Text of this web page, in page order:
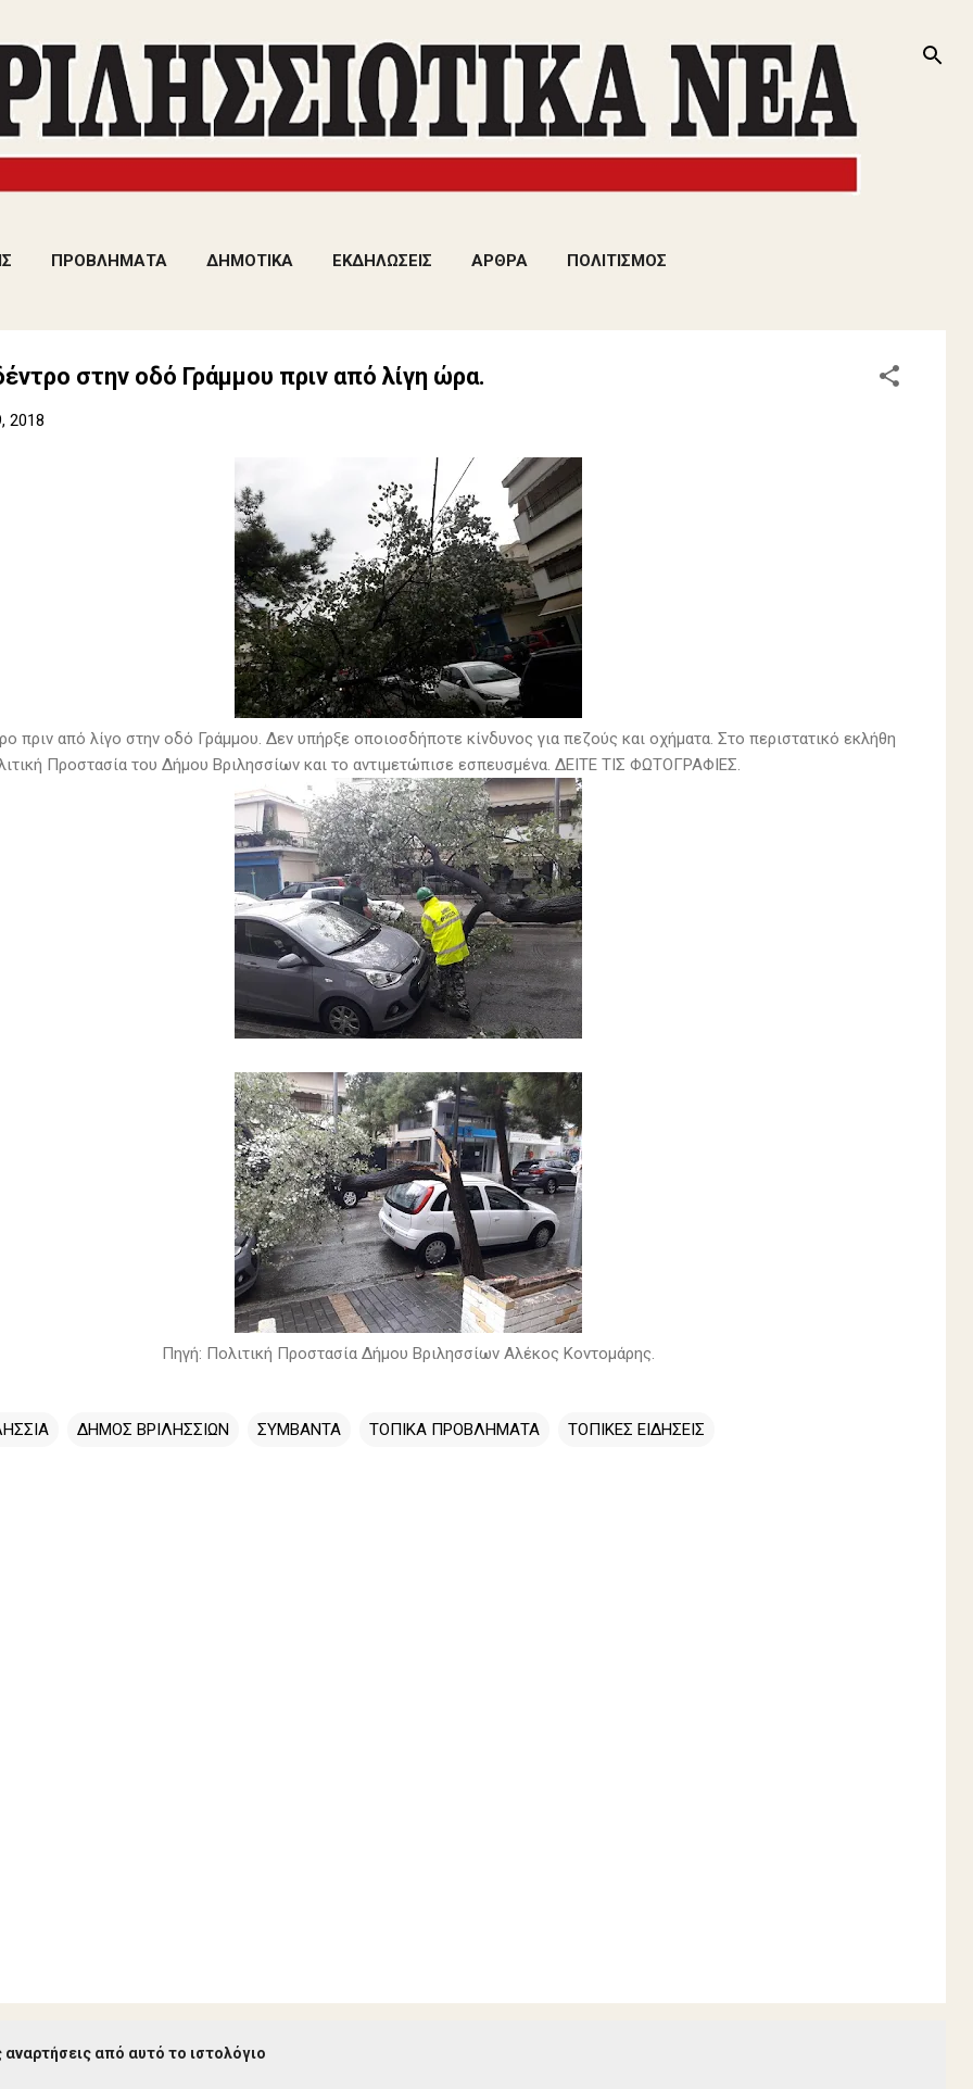
ΠΡΟΒΛΗΜΑΤΑ ΔΗΜΟΤΙΚΑ ΕΚΔΗΛΩΣΕΙΣ ΑΡΘΡΑ ΠΟΛΙΤΙΣΜΟΣ
στην οδό Γράμμου πριν από λίγη ώρα.
2018
πριν από λίγο στην οδό Γράμμου. Δεν υπήρξε οποιοσδήποτε κίνδυνος για πεζούς και οχήματα. Στο περιστατικό εκλήθη
Προστασία του Δήμου Βριλησσίων και το αντιμετώπισε εσπευσμένα. ΔΕΙΤΕ ΤΙΣ ΦΩΤΟΓΡΑΦΙΕΣ.
Πηγή: Πολιτική Προστασία Δήμου Βριλησσίων Αλέκος Κοντομάρης.
ΔΗΜΟΣ ΒΡΙΛΗΣΣΙΩΝ ΣΥΜΒΑΝΤΑ ΤΟΠΙΚΑ ΠΡΟΒΛΗΜΑΤΑ ΤΟΠΙΚΕΣ ΕΙΔΗΣΕΙΣ
αναρτήσεις από αυτό το ιστολόγιο